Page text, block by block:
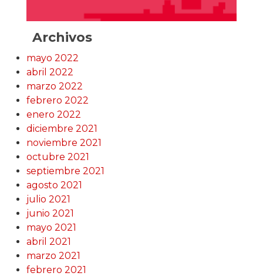
Archivos
mayo 2022
abril 2022
marzo 2022
febrero 2022
enero 2022
diciembre 2021
noviembre 2021
octubre 2021
septiembre 2021
agosto 2021
julio 2021
junio 2021
mayo 2021
abril 2021
marzo 2021
febrero 2021